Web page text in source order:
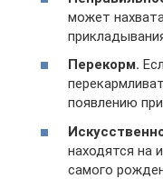
может
Перекорм.
появлению
находятся на
самого